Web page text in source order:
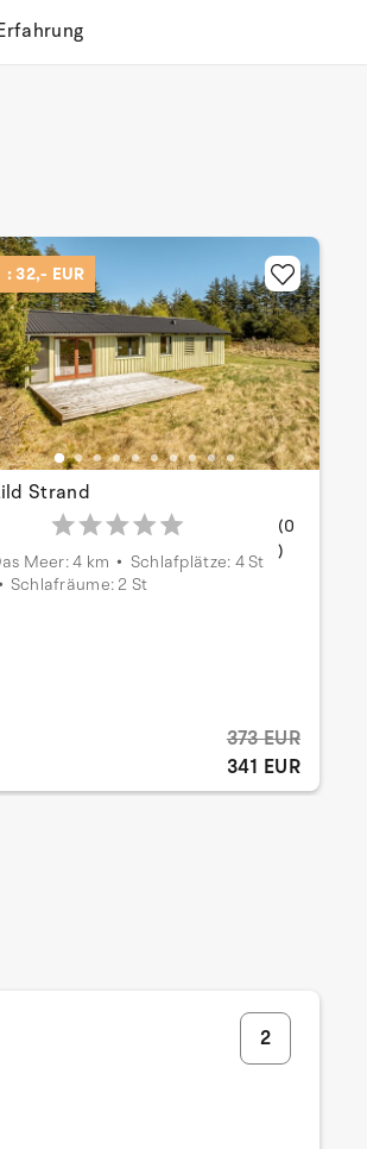
: 32,- EUR
Strand
(0
)
Meer: 4 km
Schlafplätze: 4 St
Schlafräume: 2 St
373 EUR
341 EUR
2